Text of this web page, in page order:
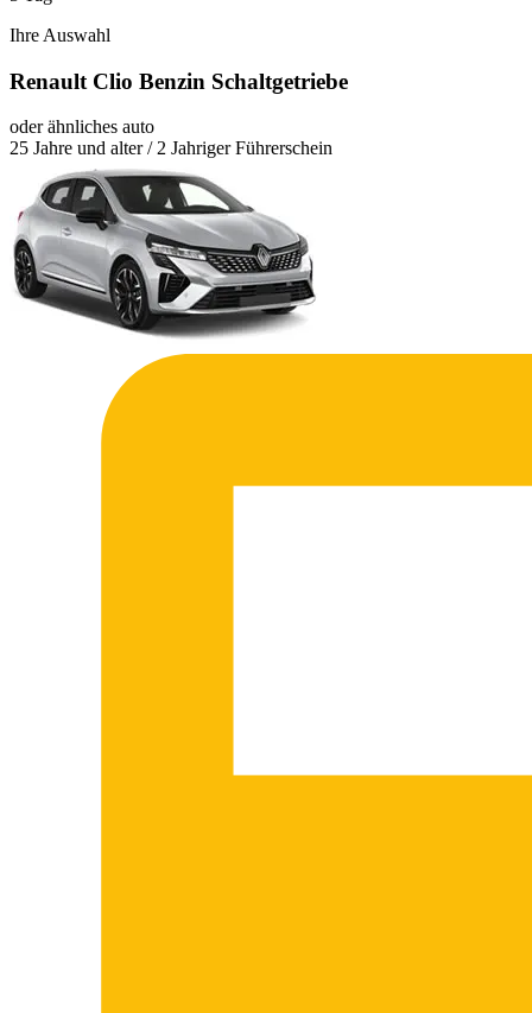
Ihre Auswahl
Renault Clio Benzin Schaltgetriebe
oder ähnliches auto
25 Jahre und alter / 2 Jahriger Führerschein